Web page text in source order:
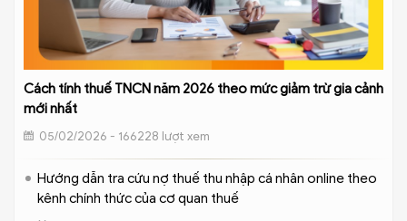
Cách tính thuế TNCN năm 2026 theo mức giảm trừ gia cảnh
mới nhất
05/02/2026 - 166228 lượt xem
Hướng dẫn tra cứu nợ thuế thu nhập cá nhân online theo
kênh chính thức của cơ quan thuế